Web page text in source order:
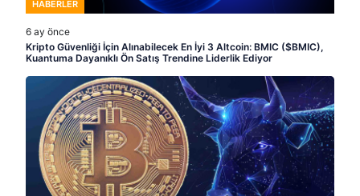
HABERLER
6 ay önce
Kripto Güvenliği İçin Alınabilecek En İyi 3 Altcoin: BMIC ($BMIC),
Kuantuma Dayanıklı Ön Satış Trendine Liderlik Ediyor